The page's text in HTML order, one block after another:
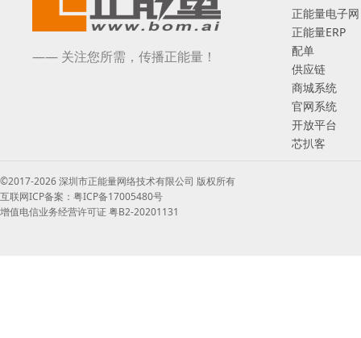
—— 关注您所需，传播正能量！
正能量电子网
正能量ERP
配单
供应链
商城系统
官网系统
开放平台
芯扒客
©2017-2026 深圳市正能量网络技术有限公司 版权所有
互联网ICP备案：粤ICP备17005480号
增值电信业务经营许可证 粤B2-20201131